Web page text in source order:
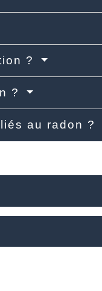
?
?
au radon ?